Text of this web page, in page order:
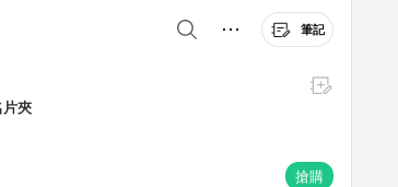
筆記
片夾
搶購